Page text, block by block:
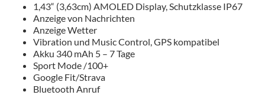
1,43“ (3,63cm) AMOLED Display, Schutzklasse IP67
Anzeige von Nachrichten
Anzeige Wetter
Vibration und Music Control, GPS kompatibel
Akku 340 mAh 5 – 7 Tage
Sport Mode /100+
Google Fit/Strava
Bluetooth Anruf